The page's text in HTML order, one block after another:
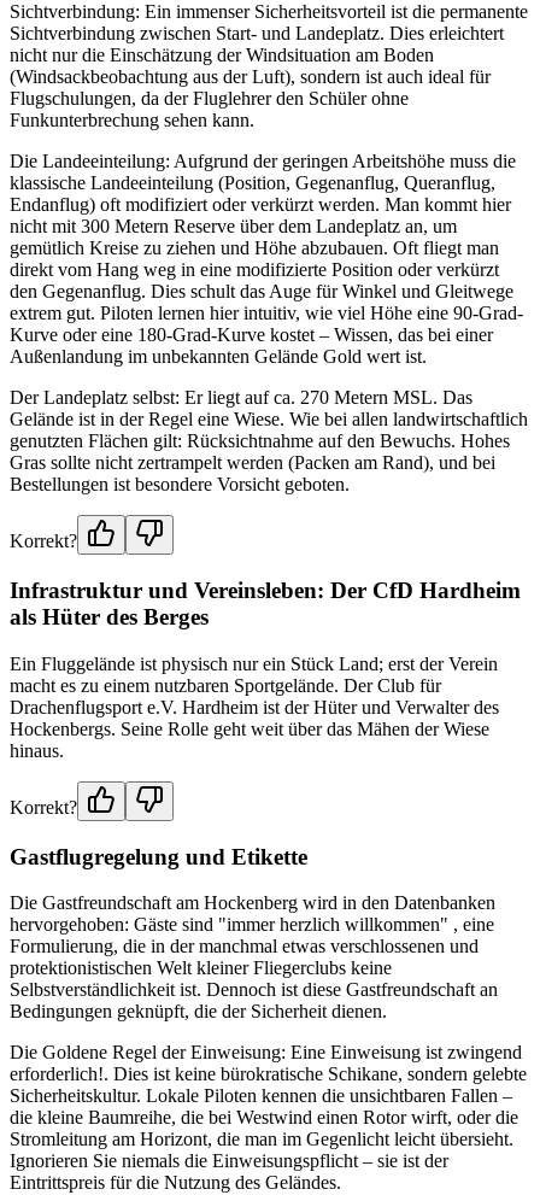
Sichtverbindung: Ein immenser Sicherheitsvorteil ist die permanente
Sichtverbindung zwischen Start- und Landeplatz. Dies erleichtert
nicht nur die Einschätzung der Windsituation am Boden
(Windsackbeobachtung aus der Luft), sondern ist auch ideal für
Flugschulungen, da der Fluglehrer den Schüler ohne
Funkunterbrechung sehen kann.
Die Landeeinteilung: Aufgrund der geringen Arbeitshöhe muss die
klassische Landeeinteilung (Position, Gegenanflug, Queranflug,
Endanflug) oft modifiziert oder verkürzt werden. Man kommt hier
nicht mit 300 Metern Reserve über dem Landeplatz an, um
gemütlich Kreise zu ziehen und Höhe abzubauen. Oft fliegt man
direkt vom Hang weg in eine modifizierte Position oder verkürzt
den Gegenanflug. Dies schult das Auge für Winkel und Gleitwege
extrem gut. Piloten lernen hier intuitiv, wie viel Höhe eine 90-Grad-
Kurve oder eine 180-Grad-Kurve kostet – Wissen, das bei einer
Außenlandung im unbekannten Gelände Gold wert ist.
Der Landeplatz selbst: Er liegt auf ca. 270 Metern MSL. Das
Gelände ist in der Regel eine Wiese. Wie bei allen landwirtschaftlich
genutzten Flächen gilt: Rücksichtnahme auf den Bewuchs. Hohes
Gras sollte nicht zertrampelt werden (Packen am Rand), und bei
Bestellungen ist besondere Vorsicht geboten.
Korrekt?
Infrastruktur und Vereinsleben: Der CfD Hardheim
als Hüter des Berges
Ein Fluggelände ist physisch nur ein Stück Land; erst der Verein
macht es zu einem nutzbaren Sportgelände. Der Club für
Drachenflugsport e.V. Hardheim ist der Hüter und Verwalter des
Hockenbergs. Seine Rolle geht weit über das Mähen der Wiese
hinaus.
Korrekt?
Gastflugregelung und Etikette
Die Gastfreundschaft am Hockenberg wird in den Datenbanken
hervorgehoben: Gäste sind "immer herzlich willkommen" , eine
Formulierung, die in der manchmal etwas verschlossenen und
protektionistischen Welt kleiner Fliegerclubs keine
Selbstverständlichkeit ist. Dennoch ist diese Gastfreundschaft an
Bedingungen geknüpft, die der Sicherheit dienen.
Die Goldene Regel der Einweisung: Eine Einweisung ist zwingend
erforderlich!. Dies ist keine bürokratische Schikane, sondern gelebte
Sicherheitskultur. Lokale Piloten kennen die unsichtbaren Fallen –
die kleine Baumreihe, die bei Westwind einen Rotor wirft, oder die
Stromleitung am Horizont, die man im Gegenlicht leicht übersieht.
Ignorieren Sie niemals die Einweisungspflicht – sie ist der
Eintrittspreis für die Nutzung des Geländes.